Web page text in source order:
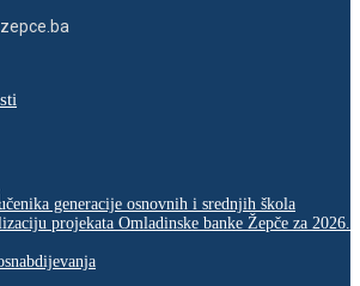
generacije osnovnih i srednjih škola
projekata Omladinske banke Žepče za 2026.